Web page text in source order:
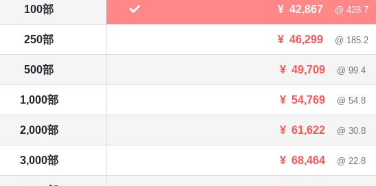
100部 ¥ 42,867 @ 428.7
250部 ¥ 46,299 @ 185.2
500部 ¥ 49,709 @ 99.4
1,000部 ¥ 54,769 @ 54.8
2,000部 ¥ 61,622 @ 30.8
3,000部 ¥ 68,464 @ 22.8